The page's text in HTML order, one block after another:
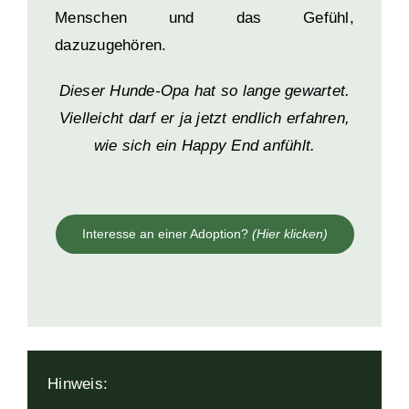
Menschen und das Gefühl,
dazuzugehören.
Dieser Hunde-Opa hat so lange gewartet.
Vielleicht darf er ja jetzt endlich erfahren,
wie sich ein Happy End anfühlt.
Interesse an einer Adoption? (Hier klicken)
Hinweis: